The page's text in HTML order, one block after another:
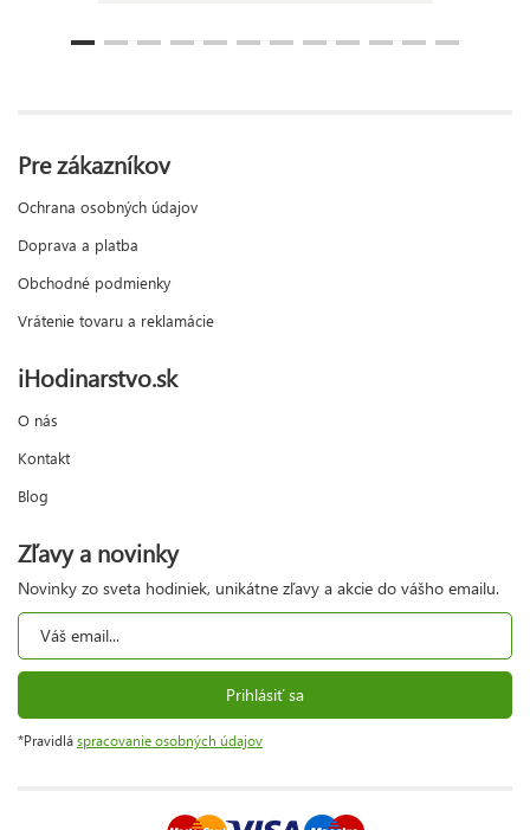
Pre zákazníkov
Ochrana osobných údajov
Doprava a platba
Obchodné podmienky
Vrátenie tovaru a reklamácie
iHodinarstvo.sk
O nás
Kontakt
Blog
Zľavy a novinky
Novinky zo sveta hodiniek, unikátne zľavy a akcie do vášho emailu.
Prihlásiť sa
*Pravidlá spracovanie osobných údajov